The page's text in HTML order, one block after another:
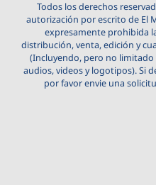
Todos los derechos
autorización por escrito de El
expresamente prohibida
distribución, venta, edición y
(Incluyendo, pero no
audios, videos y logotipos). Si
por favor envie una